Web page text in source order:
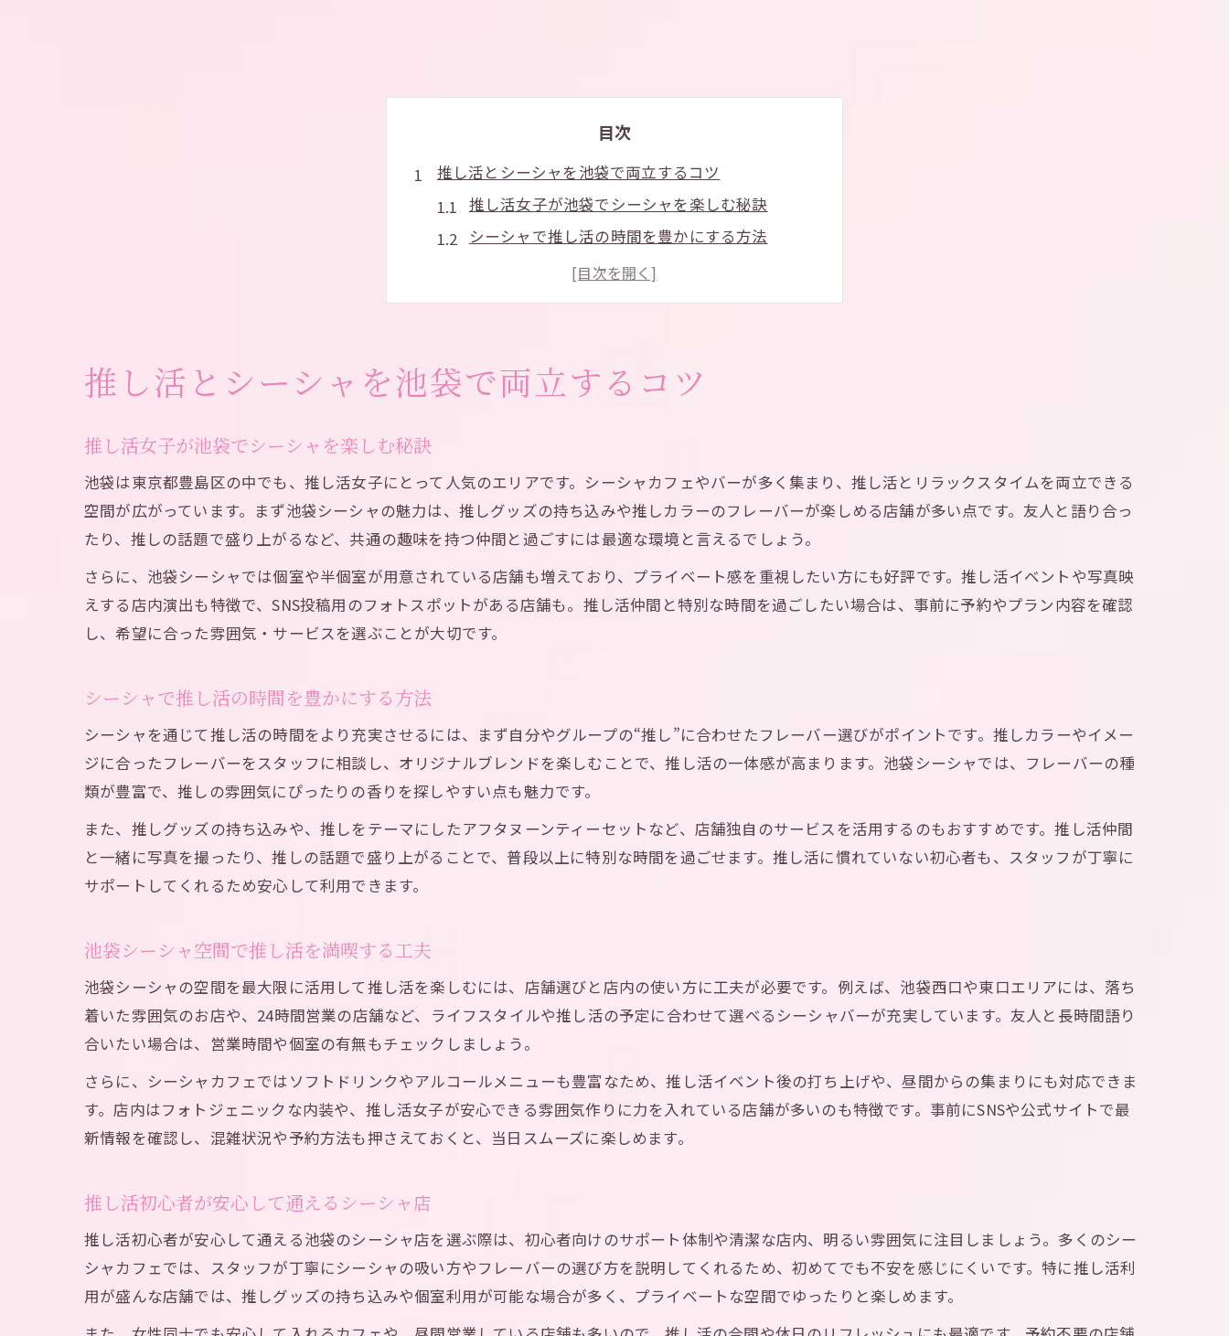
目次
推し活とシーシャを池袋で両立するコツ
推し活女子が池袋でシーシャを楽しむ秘訣
シーシャで推し活の時間を豊かにする方法
池袋シーシャ空間で推し活を満喫する工夫
推し活初心者が安心して通えるシーシャ店
個性派シーシャの楽しみ方を池袋で発見
池袋の個性派シーシャで推し活が映える理由
池袋シーシャで個性を楽しむ推し活女子の選択
推し活に最適な池袋シーシャの雰囲気活用術
推し活女子に人気の池袋シーシャ体験談
シーシャで特別な推し活を実現する方法
シーシャ初心者も安心な池袋の空間利用ガイド
シーシャ初心者が池袋で安心して過ごすコツ
池袋シーシャの初心者向けサービス徹底解説
推し活女子のためのシーシャフレーバー区別術
個性派フレーバーで推し活を盛り上げる方法
池袋シーシャで話題のフレーバー区別ポイント
24時間使える池袋シーシャの魅力を深掘り
推し活女子が活用する池袋シーシャの魅力
池袋シーシャの24時間営業が人気の理由
時間帯別に楽しむ池袋シーシャ推し活術
推し活とシーシャを池袋で両立するコツ
推し活女子が池袋でシーシャを楽しむ秘訣
池袋は東京都豊島区の中でも、推し活女子にとって人気のエリアです。シーシャカフェやバーが多く集まり、推し活とリラックスタイムを両立できる
空間が広がっています。まず池袋シーシャの魅力は、推しグッズの持ち込みや推しカラーのフレーバーが楽しめる店舗が多い点です。友人と語り合っ
たり、推しの話題で盛り上がるなど、共通の趣味を持つ仲間と過ごすには最適な環境と言えるでしょう。
さらに、池袋シーシャでは個室や半個室が用意されている店舗も増えており、プライベート感を重視したい方にも好評です。推し活イベントや写真映
えする店内演出も特徴で、SNS投稿用のフォトスポットがある店舗も。推し活仲間と特別な時間を過ごしたい場合は、事前に予約やプラン内容を確認
し、希望に合った雰囲気・サービスを選ぶことが大切です。
シーシャで推し活の時間を豊かにする方法
シーシャを通じて推し活の時間をより充実させるには、まず自分やグループの“推し”に合わせたフレーバー選びがポイントです。推しカラーやイメー
ジに合ったフレーバーをスタッフに相談し、オリジナルブレンドを楽しむことで、推し活の一体感が高まります。池袋シーシャでは、フレーバーの種
類が豊富で、推しの雰囲気にぴったりの香りを探しやすい点も魅力です。
また、推しグッズの持ち込みや、推しをテーマにしたアフタヌーンティーセットなど、店舗独自のサービスを活用するのもおすすめです。推し活仲間
と一緒に写真を撮ったり、推しの話題で盛り上がることで、普段以上に特別な時間を過ごせます。推し活に慣れていない初心者も、スタッフが丁寧に
サポートしてくれるため安心して利用できます。
池袋シーシャ空間で推し活を満喫する工夫
池袋シーシャの空間を最大限に活用して推し活を楽しむには、店舗選びと店内の使い方に工夫が必要です。例えば、池袋西口や東口エリアには、落ち
着いた雰囲気のお店や、24時間営業の店舗など、ライフスタイルや推し活の予定に合わせて選べるシーシャバーが充実しています。友人と長時間語り
合いたい場合は、営業時間や個室の有無もチェックしましょう。
さらに、シーシャカフェではソフトドリンクやアルコールメニューも豊富なため、推し活イベント後の打ち上げや、昼間からの集まりにも対応できま
す。店内はフォトジェニックな内装や、推し活女子が安心できる雰囲気作りに力を入れている店舗が多いのも特徴です。事前にSNSや公式サイトで最
新情報を確認し、混雑状況や予約方法も押さえておくと、当日スムーズに楽しめます。
推し活初心者が安心して通えるシーシャ店
推し活初心者が安心して通える池袋のシーシャ店を選ぶ際は、初心者向けのサポート体制や清潔な店内、明るい雰囲気に注目しましょう。多くのシー
シャカフェでは、スタッフが丁寧にシーシャの吸い方やフレーバーの選び方を説明してくれるため、初めてでも不安を感じにくいです。特に推し活利
用が盛んな店舗では、推しグッズの持ち込みや個室利用が可能な場合が多く、プライベートな空間でゆったりと楽しめます。